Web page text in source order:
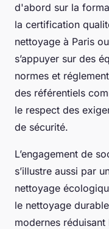
d'abord sur la
la certification
nettoyage à Paris
s’appuyer sur des
normes et
des référentiels
le respect des
de sécurité.
L’engagement de
s’illustre aussi par
nettoyage
le nettoyage
modernes réduisant